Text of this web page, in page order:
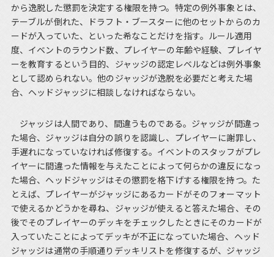
から逸脱した懲罰を決定する権限を持つ。特定の例外事象とは、
テーブルが倒れた、ドラフト・ブースターに他のセットからのカ
ードが入っていた、といった希なことだけを指す。ルール適用
度、イベントのラウンド数、プレイヤーの年齢や経験、プレイヤ
ーを教育するという目的、ジャッジの認定レベルなどは例外事象
として認められない。他のジャッジが逸脱を必要だと考えた場
合、ヘッドジャッジに相談しなければならない。
ジャッジは人間であり、間違うものである。ジャッジが間違っ
た場合、ジャッジは自分の誤りを認識し、プレイヤーに謝罪し、
手遅れになっていなければ修復する。イベントのスタッフがプレ
イヤーに間違った情報を与えたことによって何らかの違反になっ
た場合、ヘッドジャッジはその懲罰を格下げする権限を持つ。た
とえば、プレイヤーがジャッジにあるカードがそのフォーマット
で使えるかどうかを尋ね、ジャッジが使えると答えた場合、その
後でそのプレイヤーのデッキをチェックしたときにそのカードが
入っていたことによってデッキが不正になっていた場合、ヘッド
ジャッジは通常の手順通りデッキリストを修復するが、ジャッジ